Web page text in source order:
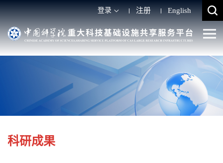
登录 注册 English
科研成果